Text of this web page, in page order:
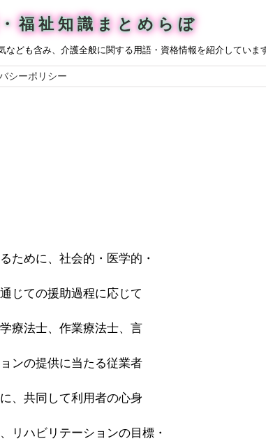
福祉知識まとめらぼ
ども含み、介護全般に関する用語・資格情報を紹介していま
シーポリシー
ために、社会的・医学的・
じての援助過程に応じて
療法士、作業療法士、言
ンの提供に当たる従業者
、共同して利用者の心身
リハビリテーションの目標・